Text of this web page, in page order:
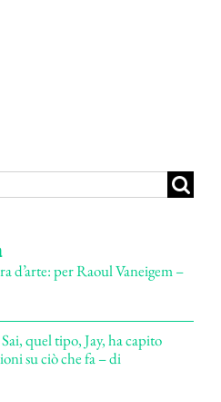
d’arte: per Raoul Vaneigem –
quel tipo, Jay, ha capito
su ciò che fa – di